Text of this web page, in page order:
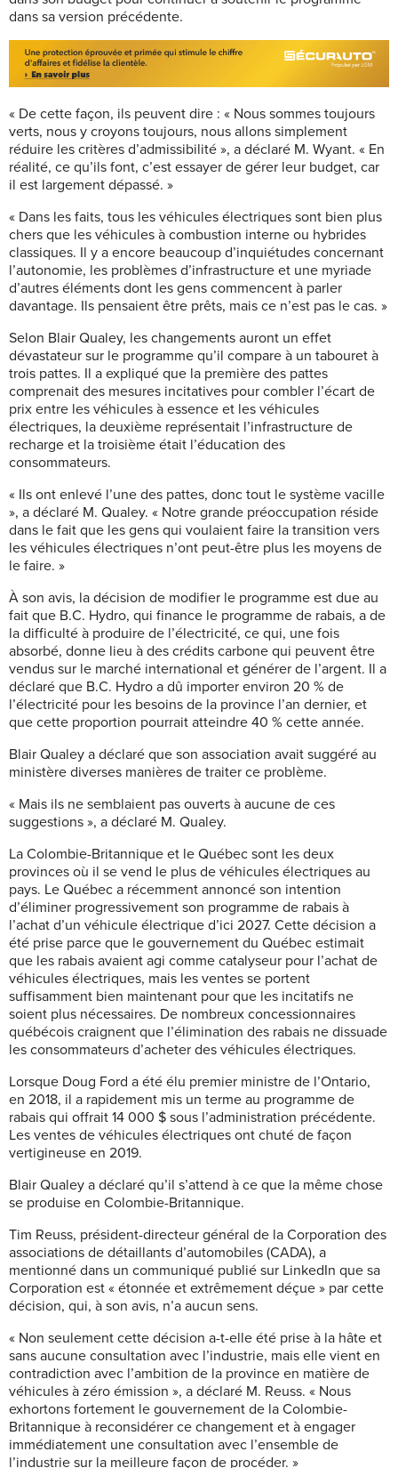
dans sa version précédente.
« De cette façon, ils peuvent dire : « Nous sommes toujours
verts, nous y croyons toujours, nous allons simplement
réduire les critères d’admissibilité », a déclaré M. Wyant. « En
réalité, ce qu’ils font, c’est essayer de gérer leur budget, car
il est largement dépassé. »
« Dans les faits, tous les véhicules électriques sont bien plus
chers que les véhicules à combustion interne ou hybrides
classiques. Il y a encore beaucoup d’inquiétudes concernant
l’autonomie, les problèmes d’infrastructure et une myriade
d’autres éléments dont les gens commencent à parler
davantage. Ils pensaient être prêts, mais ce n’est pas le cas. »
Selon Blair Qualey, les changements auront un effet
dévastateur sur le programme qu’il compare à un tabouret à
trois pattes. Il a expliqué que la première des pattes
comprenait des mesures incitatives pour combler l’écart de
prix entre les véhicules à essence et les véhicules
électriques, la deuxième représentait l’infrastructure de
recharge et la troisième était l’éducation des
consommateurs.
« Ils ont enlevé l’une des pattes, donc tout le système vacille
», a déclaré M. Qualey. « Notre grande préoccupation réside
dans le fait que les gens qui voulaient faire la transition vers
les véhicules électriques n’ont peut-être plus les moyens de
le faire. »
À son avis, la décision de modifier le programme est due au
fait que B.C. Hydro, qui finance le programme de rabais, a de
la difficulté à produire de l’électricité, ce qui, une fois
absorbé, donne lieu à des crédits carbone qui peuvent être
vendus sur le marché international et générer de l’argent. Il a
déclaré que B.C. Hydro a dû importer environ 20 % de
l’électricité pour les besoins de la province l’an dernier, et
que cette proportion pourrait atteindre 40 % cette année.
Blair Qualey a déclaré que son association avait suggéré au
ministère diverses manières de traiter ce problème.
« Mais ils ne semblaient pas ouverts à aucune de ces
suggestions », a déclaré M. Qualey.
La Colombie-Britannique et le Québec sont les deux
provinces où il se vend le plus de véhicules électriques au
pays. Le Québec a récemment annoncé son intention
d’éliminer progressivement son programme de rabais à
l’achat d’un véhicule électrique d’ici 2027. Cette décision a
été prise parce que le gouvernement du Québec estimait
que les rabais avaient agi comme catalyseur pour l’achat de
véhicules électriques, mais les ventes se portent
suffisamment bien maintenant pour que les incitatifs ne
soient plus nécessaires. De nombreux concessionnaires
québécois craignent que l’élimination des rabais ne dissuade
les consommateurs d’acheter des véhicules électriques.
Lorsque Doug Ford a été élu premier ministre de l’Ontario,
en 2018, il a rapidement mis un terme au programme de
rabais qui offrait 14 000 $ sous l’administration précédente.
Les ventes de véhicules électriques ont chuté de façon
vertigineuse en 2019.
Blair Qualey a déclaré qu’il s’attend à ce que la même chose
se produise en Colombie-Britannique.
Tim Reuss, président-directeur général de la Corporation des
associations de détaillants d’automobiles (CADA), a
mentionné dans un communiqué publié sur LinkedIn que sa
Corporation est « étonnée et extrêmement déçue » par cette
décision, qui, à son avis, n’a aucun sens.
« Non seulement cette décision a-t-elle été prise à la hâte et
sans aucune consultation avec l’industrie, mais elle vient en
contradiction avec l’ambition de la province en matière de
véhicules à zéro émission », a déclaré M. Reuss. « Nous
exhortons fortement le gouvernement de la Colombie-
Britannique à reconsidérer ce changement et à engager
immédiatement une consultation avec l’ensemble de
l’industrie sur la meilleure façon de procéder. »